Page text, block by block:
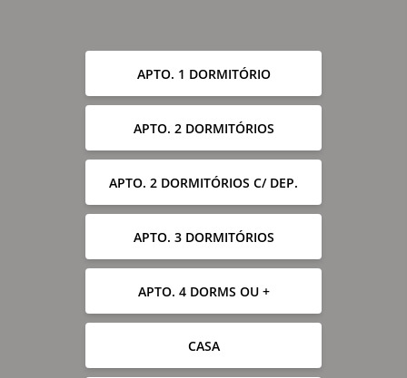
APTO. 1 DORMITÓRIO
APTO. 2 DORMITÓRIOS
APTO. 2 DORMITÓRIOS C/ DEP.
APTO. 3 DORMITÓRIOS
APTO. 4 DORMS OU +
CASA